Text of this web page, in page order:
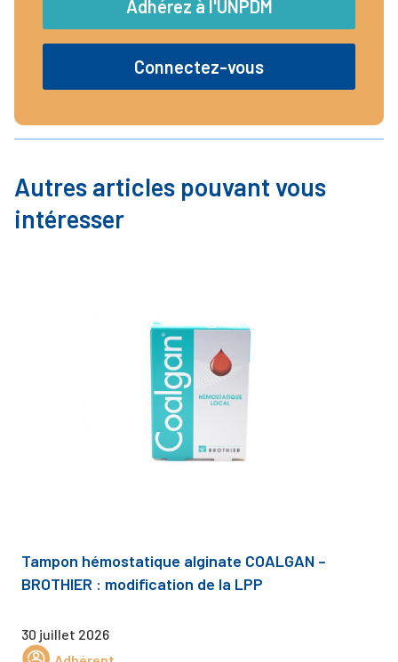
Adhérez à l'UNPDM
Connectez-vous
Autres articles pouvant vous
intéresser
Tampon hémostatique alginate COALGAN –
BROTHIER : modification de la LPP
30 juillet 2026